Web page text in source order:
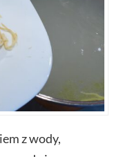
z wody,